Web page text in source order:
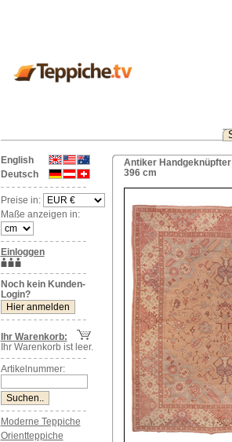
English
Deutsch
Preise in:
Maße anzeigen in:
Einloggen
Noch kein Kunden-
Login?
Ihr Warenkorb:
Ihr Warenkorb ist leer.
Artikelnummer:
Moderne Teppiche
Orientteppiche
Antiker Handgeknüpfter
396 cm